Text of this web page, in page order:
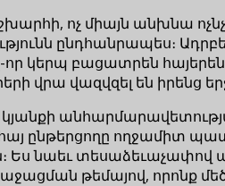
ոչ միայն անխնա
ընդհանրապես։
որ կերպ բացատրեն
վրա վազվզել են իրենց
հայ ընթերցողը ողջամիտ
Ես նաեւ տեսաձեւաչափով
թեմայով, որոնք